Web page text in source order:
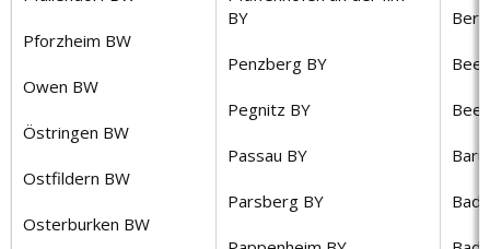
Pforzheim BW
Owen BW
Östringen BW
Ostfildern BW
Osterburken BW
BY
Penzberg BY
Pegnitz BY
Passau BY
Parsberg BY Bad